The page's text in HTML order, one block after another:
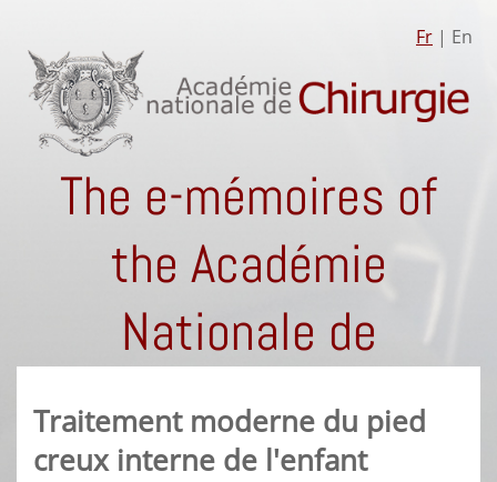
Fr | En
The e-mémoires of
the Académie
Nationale de
Chirurgie
Traitement moderne du pied
creux interne de l'enfant